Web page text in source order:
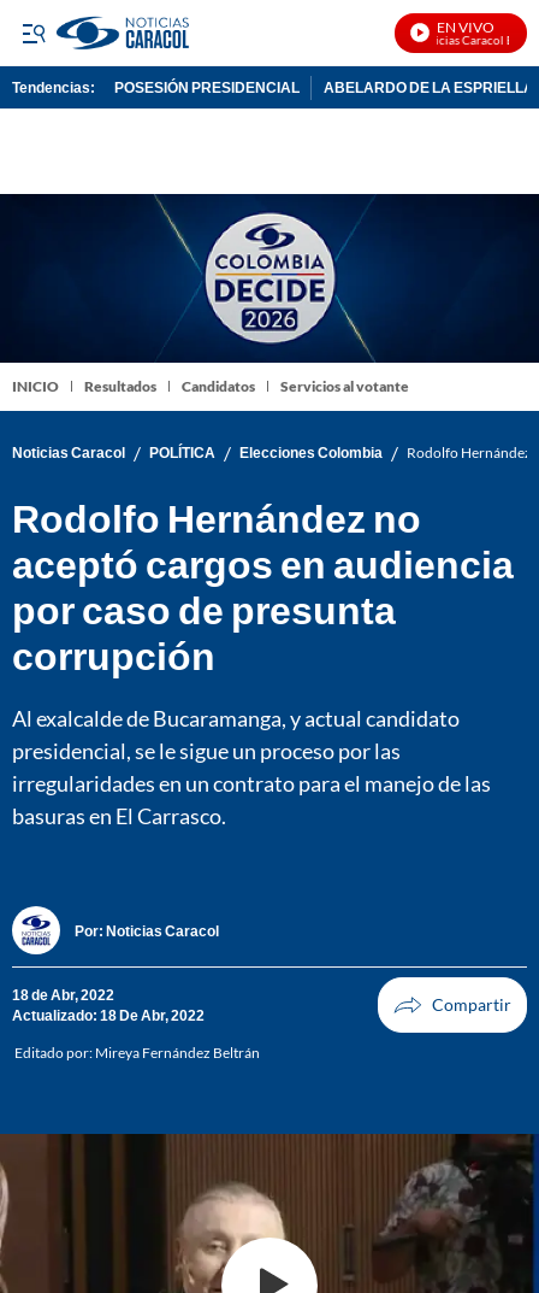
EN VIVO
Noticias Caracol En
Tendencias: POSESIÓN PRESIDENCIAL ABELARDO DE LA ESPRIELLA
INICIO Resultados Candidatos Servicios al votante
Noticias Caracol / POLÍTICA / Elecciones Colombia / Rodolfo Hernández
Rodolfo Hernández no
aceptó cargos en audiencia
por caso de presunta
corrupción
Al exalcalde de Bucaramanga, y actual candidato
presidencial, se le sigue un proceso por las
irregularidades en un contrato para el manejo de las
basuras en El Carrasco.
Por: Noticias Caracol
18 de Abr, 2022
Actualizado: 18 De Abr, 2022
Editado por: Mireya Fernández Beltrán